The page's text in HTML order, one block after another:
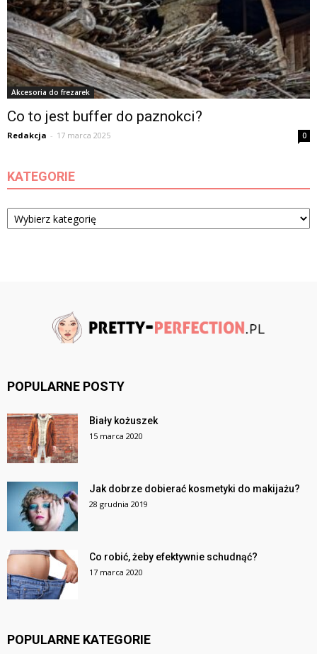
Akcesoria do frezarek
Co to jest buffer do paznokci?
Redakcja - 17 marca 2025 0
KATEGORIE
Kategorie
POPULARNE POSTY
Biały kożuszek
15 marca 2020
Jak dobrze dobierać kosmetyki do makijażu?
28 grudnia 2019
Co robić, żeby efektywnie schudnąć?
17 marca 2020
POPULARNE KATEGORIE